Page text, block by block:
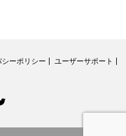
シーポリシー
ユーザーサポート